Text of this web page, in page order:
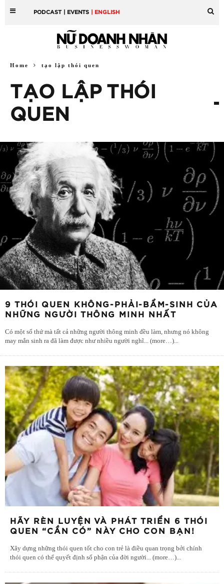
PODCAST | EVENTS | ENGLISH
Home tạo lập thói quen
TẠO LẬP THÓI
QUEN
9 THÓI QUEN KHÔNG-PHẢI-BẨM-SINH CỦA
NHỮNG NGƯỜI THÔNG MINH NHẤT
Có một số thứ mà tất cả những người thông minh đều làm, nhưng nó không
may mắn sinh ra đã làm được như nhiều người nghĩ... (more…)...
HÃY RÈN LUYỆN VÀ PHÁT TRIỂN 6 THÓI
QUEN “CẦN CÓ” NÀY CHO CON BẠN!
Xây dựng những thói quen tốt cho con trẻ là điều quan trọng bởi chính
thói quen có thể quyết định số phận của đời người... (more…)...